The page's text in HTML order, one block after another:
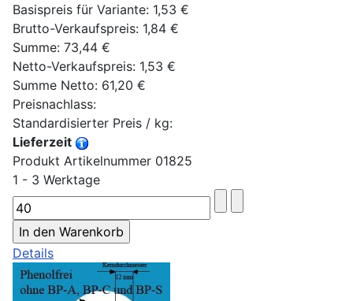
Basispreis für Variante: 1,53 €
Brutto-Verkaufspreis: 1,84 €
Summe: 73,44 €
Netto-Verkaufspreis: 1,53 €
Summe Netto: 61,20 €
Preisnachlass:
Standardisierter Preis / kg:
Lieferzeit
Produkt Artikelnummer 01825
1 - 3 Werktage
Details